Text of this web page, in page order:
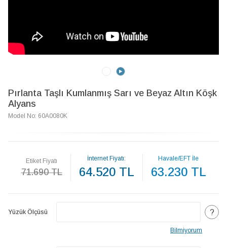
Pırlanta Taşlı Kumlanmış Sarı ve Beyaz Altın Köşk
Alyans
Model No: 60A0080K
Etiket Fiyatı
71.690 TL
İnternet Fiyatı:
64.520 TL
Havale/EFT İle
63.230 TL
Yüzük Ölçüsü ?
Bilmiyorum